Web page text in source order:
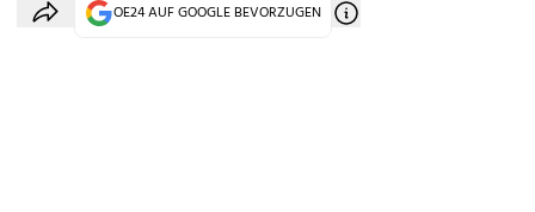
OE24 AUF GOOGLE BEVORZUGEN